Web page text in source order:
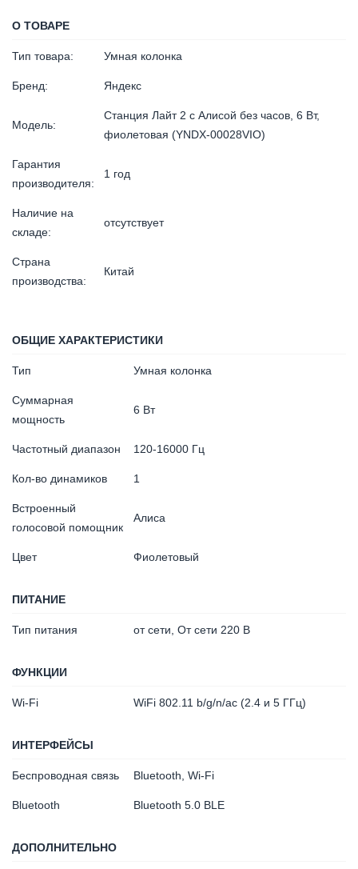
ОБЩИЕ ХАРАКТЕРИСТИКИ
Тип Умная колонка
Суммарная
мощность
6 Вт
Частотный диапазон 120-16000 Гц
Кол-во динамиков 1
Встроенный
голосовой помощник
Алиса
Цвет Фиолетовый
ПИТАНИЕ
Тип питания от сети, От сети 220 В
ФУНКЦИИ
Wi-Fi WiFi 802.11 b/g/n/ac (2.4 и 5 ГГц)
ИНТЕРФЕЙСЫ
Беспроводная связь Bluetooth, Wi-Fi
Bluetooth Bluetooth 5.0 BLE
ДОПОЛНИТЕЛЬНО
О ТОВАРЕ
Тип товара: Умная колонка
Бренд: Яндекс
Модель:
Станция Лайт 2 с Алисой без часов, 6 Вт,
фиолетовая (YNDX-00028VIO)
Гарантия
производителя:
1 год
Наличие на
складе:
отсутствует
Страна
производства:
Китай